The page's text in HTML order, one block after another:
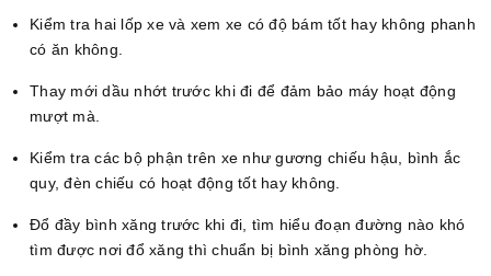
Kiểm tra hai lốp xe và xem xe có độ bám tốt hay không phanh
có ăn không.
Thay mới dầu nhớt trước khi đi để đảm bảo máy hoạt động
mượt mà.
Kiểm tra các bộ phận trên xe như gương chiếu hậu, bình ắc
quy, đèn chiếu có hoạt động tốt hay không.
Đổ đầy bình xăng trước khi đi, tìm hiểu đoạn đường nào khó
tìm được nơi đổ xăng thì chuẩn bị bình xăng phòng hờ.